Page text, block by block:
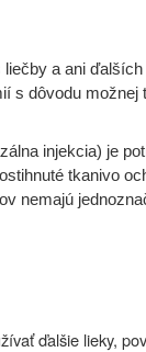
a ani
s dôvodu možnej
injekcia) je
tkanivo
nemajú
ďalšie lieky,